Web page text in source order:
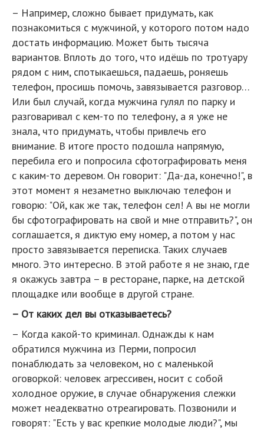
– Например, сложно бывает придумать, как
познакомиться с мужчиной, у которого потом надо
достать информацию. Может быть тысяча
вариантов. Вплоть до того, что идёшь по тротуару
рядом с ним, спотыкаешься, падаешь, роняешь
телефон, просишь помочь, завязывается разговор…
Или был случай, когда мужчина гулял по парку и
разговаривал с кем-то по телефону, а я уже не
знала, что придумать, чтобы привлечь его
внимание. В итоге просто подошла напрямую,
перебила его и попросила сфотографировать меня
с каким-то деревом. Он говорит: "Да-да, конечно!", в
этот момент я незаметно выключаю телефон и
говорю: "Ой, как же так, телефон сел! А вы не могли
бы сфотографировать на свой и мне отправить?", он
соглашается, я диктую ему номер, а потом у нас
просто завязывается переписка. Таких случаев
много. Это интересно. В этой работе я не знаю, где
я окажусь завтра – в ресторане, парке, на детской
площадке или вообще в другой стране.
– От каких дел вы отказываетесь?
– Когда какой-то криминал. Однажды к нам
обратился мужчина из Перми, попросил
понаблюдать за человеком, но с маленькой
оговоркой: человек агрессивен, носит с собой
холодное оружие, в случае обнаружения слежки
может неадекватно отреагировать. Позвонили и
говорят: "Есть у вас крепкие молодые люди?", мы